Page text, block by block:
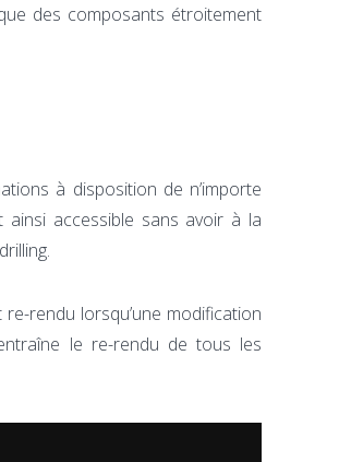
des composants étroitement
à disposition de n’importe
accessible sans avoir à la
rendu lorsqu’une modification
le re-rendu de tous les